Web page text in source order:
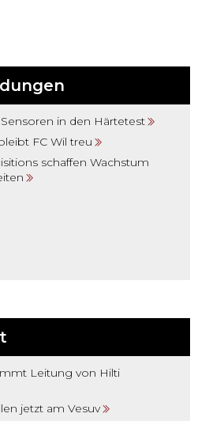
in den Härtetest
FC Wil treu
schaffen Wachstum
Leitung von Hilti
jetzt am Vesuv